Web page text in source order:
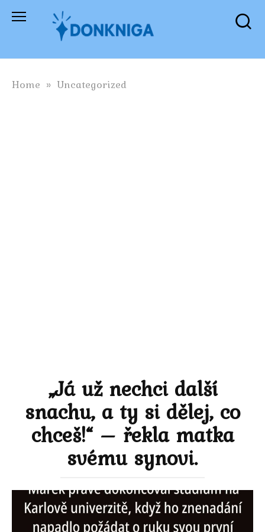
Skip
Home » Uncategorized
„Já už nechci další
snachu, a ty si dělej, co
chceš!“ – řekla matka
svému synovi.